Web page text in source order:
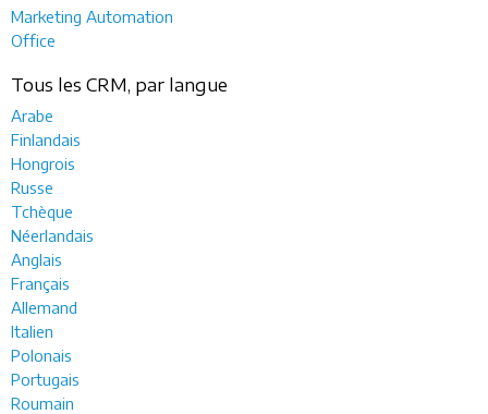
Marketing Automation
Office
Tous les CRM, par langue
Arabe
Finlandais
Hongrois
Russe
Tchèque
Néerlandais
Anglais
Français
Allemand
Italien
Polonais
Portugais
Roumain